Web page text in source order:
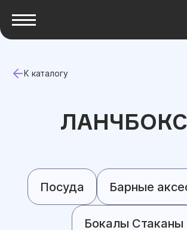
К каталогу
Посуда Барные
Бокалы Стаканы